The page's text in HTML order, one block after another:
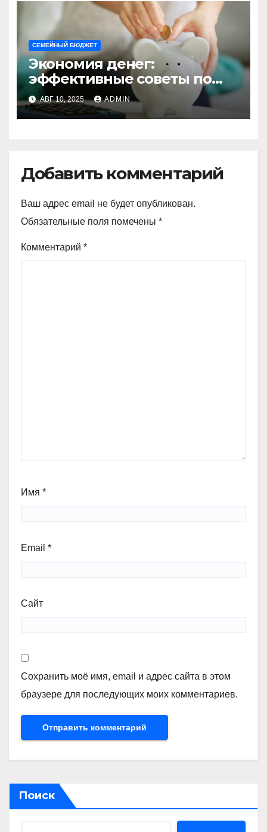
СЕМЕЙНЫЙ БЮДЖЕТ
Экономия денег:
эффективные советы по
сокращению личных
расходов
АВГ 10, 2025 ADMIN
Добавить комментарий
Ваш адрес email не будет опубликован.
Обязательные поля помечены *
Комментарий *
Имя *
Email *
Сайт
Сохранить моё имя, email и адрес сайта в этом
браузере для последующих моих комментариев.
Поиск